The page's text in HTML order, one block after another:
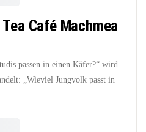
Café Machmea
passen in einen Käfer?“ wird
„Wieviel Jungvolk passt in